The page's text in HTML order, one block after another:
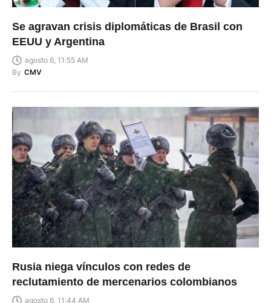
Se agravan crisis diplomáticas de Brasil con
EEUU y Argentina
agosto 6, 11:55 AM
By CMV
Rusia niega vínculos con redes de
reclutamiento de mercenarios colombianos
agosto 6, 11:44 AM